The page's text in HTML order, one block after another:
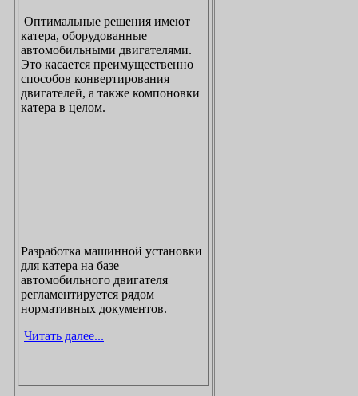
Оптимальные решения имеют
катера, оборудованные
автомобильными двигателями.
Это касается преимущественно
способов конвертирования
двигателей, а также компоновки
катера в целом.
Разработка машинной установки
для катера на базе
автомобильного двигателя
регламентируется рядом
нормативных документов.
Читать далее...